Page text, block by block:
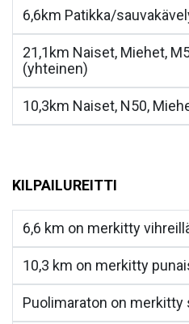
6,6km Patikka/
21,1km Naiset, Miehet,
(yhteinen)
10,3km Naiset, N50,
KILPAILUREITTI
6,6 km on merkitty
10,3 km on merkitty
Puolimaraton on merkitty